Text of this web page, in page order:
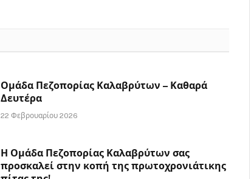
Ομάδα Πεζοπορίας Καλαβρύτων – Καθαρά
Δευτέρα
22 Φεβρουαρίου 2026
Η Ομάδα Πεζοπορίας Καλαβρύτων σας
προσκαλεί στην κοπή της πρωτοχρονιάτικης